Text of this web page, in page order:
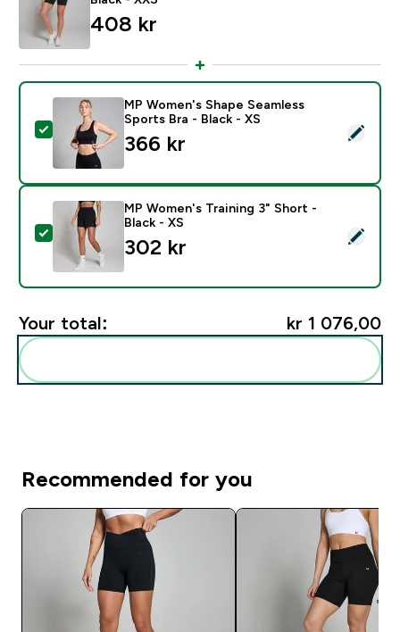
408 kr‎
Select this product - MP Women's Shape Seamless
MP Women's Shape Seamless
Sports Bra - Black - XS
366 kr‎
Select this product - MP Women's Training 3" Short -
MP Women's Training 3" Short -
Black - XS
302 kr‎
Your total: kr 1 076,00‎
Recommended for you